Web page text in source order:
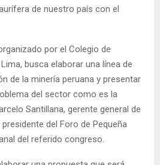
de nuestro país con el
por el Colegio de
busca elaborar una línea de
de la minería peruana y presentar
del sector como es la
Santillana, gerente general de
del Foro de Pequeña
del referido congreso.